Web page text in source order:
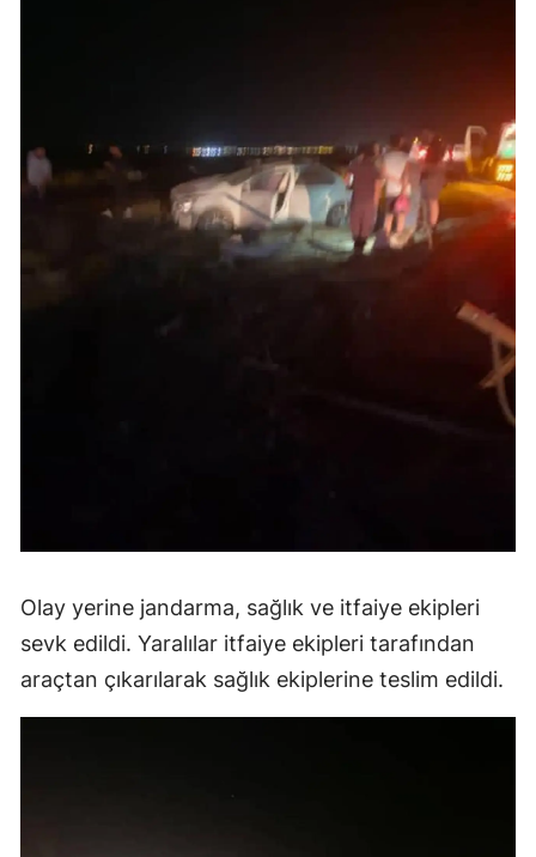
Olay yerine jandarma, sağlık ve itfaiye ekipleri
sevk edildi. Yaralılar itfaiye ekipleri tarafından
araçtan çıkarılarak sağlık ekiplerine teslim edildi.